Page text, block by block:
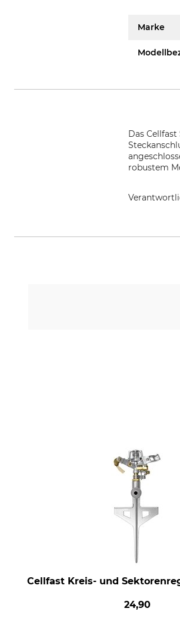
Marke
Das
robustem
Cellfast Kreis- und
24,90